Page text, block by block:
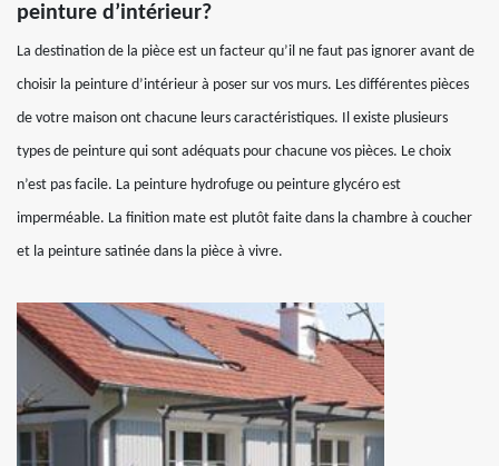
peinture d’intérieur?
La destination de la pièce est un facteur qu’il ne faut pas ignorer avant de
choisir la peinture d’intérieur à poser sur vos murs. Les différentes pièces
de votre maison ont chacune leurs caractéristiques. Il existe plusieurs
types de peinture qui sont adéquats pour chacune vos pièces. Le choix
n’est pas facile. La peinture hydrofuge ou peinture glycéro est
imperméable. La finition mate est plutôt faite dans la chambre à coucher
et la peinture satinée dans la pièce à vivre.